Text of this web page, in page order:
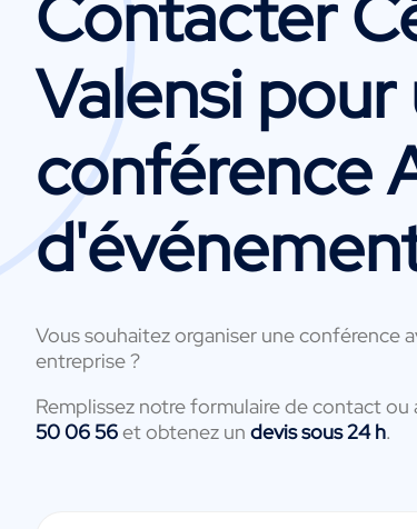
Valensi pour
conférence
Vous souhaitez organiser une conférence
entreprise ?
Remplissez notre formulaire de contact ou
50 06 56et obtenez un devis sous 24 h.